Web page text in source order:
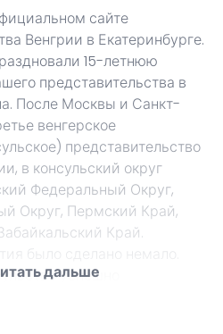
сайте
Венгрии в Екатеринбурге.
15-летнюю
представительства в
После Москвы и Санкт-
венгерское
представительство
в консульский округ
Федеральный Округ,
Округ, Пермский Край,
Край.
было сделано немало.
успешно
дальше